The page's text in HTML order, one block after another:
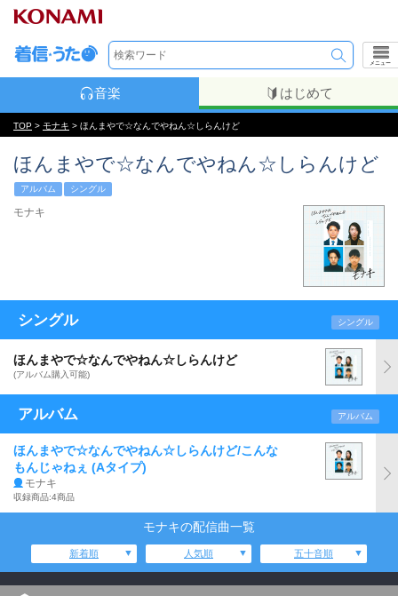
メニュー
音楽 はじめて
TOP > モナキ > ほんまやで☆なんでやねん☆しらんけど
ほんまやで☆なんでやねん☆しらんけど
アルバム シングル
モナキ
シングル シングル
ほんまやで☆なんでやねん☆しらんけど
(アルバム購入可能)
アルバム アルバム
ほんまやで☆なんでやねん☆しらんけど/こんな
もんじゃねぇ (Aタイプ)
モナキ
収録商品:4商品
モナキの配信曲一覧
新着順 人気順 五十音順